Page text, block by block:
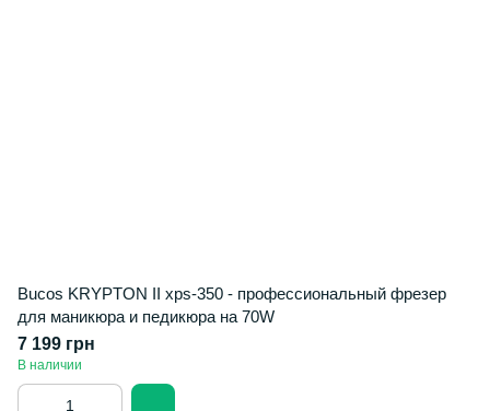
Bucos KRYPTON II xps-350 - профессиональный фрезер
для маникюра и педикюра на 70W
7 199 грн
В наличии